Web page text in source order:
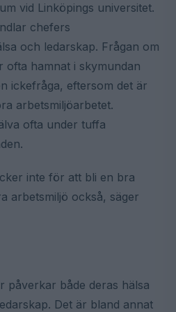
vid Linköpings universitet.
chefers
och ledarskap. Frågan om
ofta hamnat i skymundan
ickefråga, eftersom det är
arbetsmiljöarbetet.
ofta under tuffa
inte för att bli en bra
arbetsmiljö också, säger
påverkar både deras hälsa
Det är bland annat